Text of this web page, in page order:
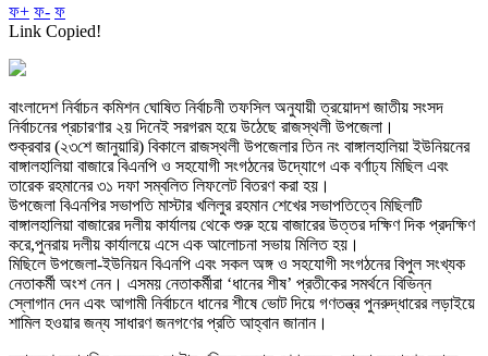
ফ+ ফ- ফ
Link Copied!
বাংলাদেশ নির্বাচন কমিশন ঘোষিত নির্বাচনী তফসিল অনুযায়ী ত্রয়োদশ জাতীয় সংসদ
নির্বাচনের প্রচারণার ২য় দিনেই সরগরম হয়ে উঠেছে রাজস্থলী উপজেলা।
শুক্রবার (২৩শে জানুয়ারি) বিকালে রাজস্থলী উপজেলার তিন নং বাঙ্গালহালিয়া ইউনিয়নের
বাঙ্গালহালিয়া বাজারে বিএনপি ও সহযোগী সংগঠনের উদ্যোগে এক বর্ণাঢ্য মিছিল এবং
তারেক রহমানের ৩১ দফা সম্বলিত লিফলেট বিতরণ করা হয়।
উপজেলা বিএনপির সভাপতি মাস্টার খলিলুর রহমান শেখের সভাপতিত্বে মিছিলটি
বাঙ্গালহালিয়া বাজারের দলীয় কার্যালয় থেকে শুরু হয়ে বাজারের উত্তর দক্ষিণ দিক প্রদক্ষিণ
করে,পুনরায় দলীয় কার্যালয়ে এসে এক আলোচনা সভায় মিলিত হয়।
মিছিলে উপজেলা-ইউনিয়ন বিএনপি এবং সকল অঙ্গ ও সহযোগী সংগঠনের বিপুল সংখ্যক
নেতাকর্মী অংশ নেন। এসময় নেতাকর্মীরা ‘ধানের শীষ’ প্রতীকের সমর্থনে বিভিন্ন
স্লোগান দেন এবং আগামী নির্বাচনে ধানের শীষে ভোট দিয়ে গণতন্ত্র পুনরুদ্ধারের লড়াইয়ে
শামিল হওয়ার জন্য সাধারণ জনগণের প্রতি আহ্বান জানান।